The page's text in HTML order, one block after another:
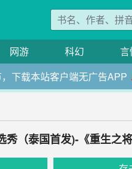
网游 科幻 言
下载本站客户端无广告APP
秀（泰国首发)-《重生之将